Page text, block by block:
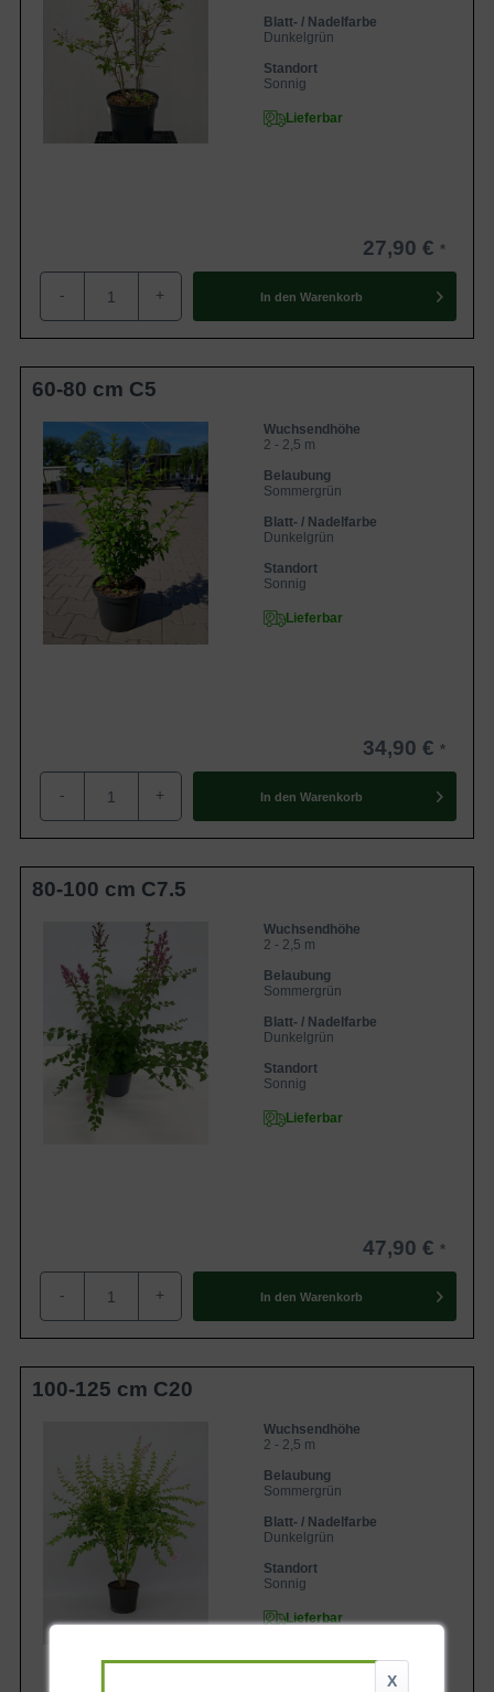
Blatt- / Nadelfarbe
Dunkelgrün
Standort
Sonnig
Lieferbar
27,90 €
- + In den Warenkorb
60-80 cm C5
Wuchsendhöhe
2 - 2,5 m
Belaubung
Sommergrün
Blatt- / Nadelfarbe
Dunkelgrün
Standort
Sonnig
Lieferbar
34,90 €
- + In den Warenkorb
80-100 cm C7.5
Wuchsendhöhe
2 - 2,5 m
Belaubung
Sommergrün
Blatt- / Nadelfarbe
Dunkelgrün
Standort
Sonnig
Lieferbar
47,90 €
- + In den Warenkorb
100-125 cm C20
Wuchsendhöhe
2 - 2,5 m
Belaubung
Sommergrün
Blatt- / Nadelfarbe
Dunkelgrün
Standort
Sonnig
Lieferbar
X